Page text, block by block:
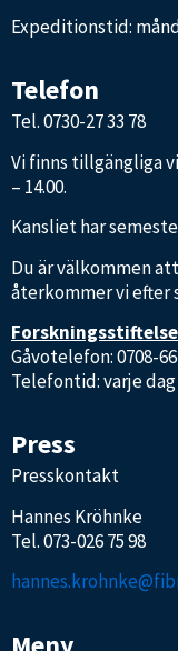
Expeditionstid:
Telefon
Tel.0730-27 33 78
Vi finns tillgängliga
– 14.00.
Kansliet har
Du är välkommen
återkommer vi efter
Gåvotelefon: 0708-
Telefontid: varje dag
Press
Presskontakt
Hannes Kröhnke
Tel.073-026 75 98